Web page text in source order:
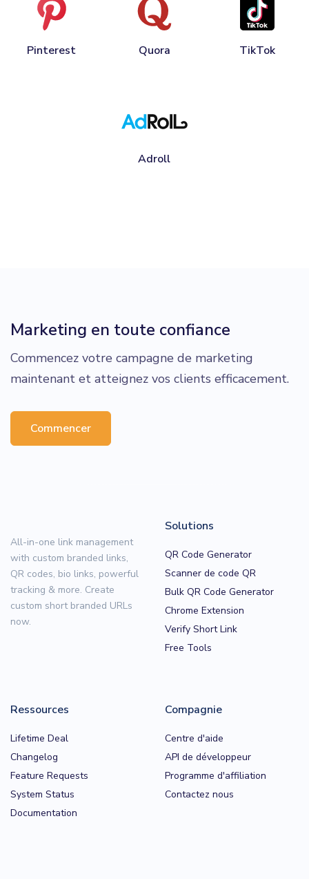
Pinterest Quora TikTok
Adroll
Marketing en toute confiance
Commencez votre campagne de marketing
maintenant et atteignez vos clients efficacement.
Commencer
All-in-one link management
with custom branded links,
QR codes, bio links, powerful
tracking & more. Create
custom short branded URLs
now.
Solutions
QR Code Generator
Scanner de code QR
Bulk QR Code Generator
Chrome Extension
Verify Short Link
Free Tools
Ressources
Lifetime Deal
Changelog
Feature Requests
System Status
Documentation
Compagnie
Centre d'aide
API de développeur
Programme d'affiliation
Contactez nous